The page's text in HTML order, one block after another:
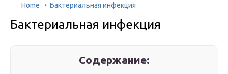
Home Бактериальная инфекция
Бактериальная инфекция
Содержание: